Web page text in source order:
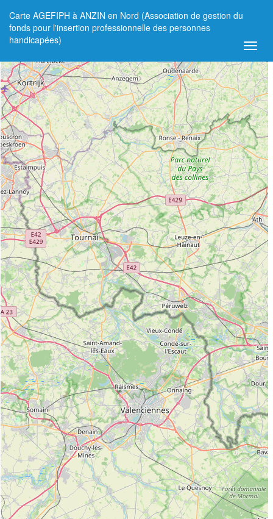
Carte AGEFIPH à ANZIN en Nord (Association de gestion du
fonds pour l'insertion professionnelle des personnes
handicapées)
+
−